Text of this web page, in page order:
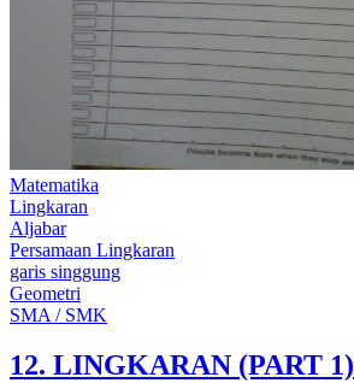
Matematika
Lingkaran
Aljabar
Persamaan Lingkaran
garis singgung
Geometri
SMA / SMK
12. LINGKARAN (PART 1)